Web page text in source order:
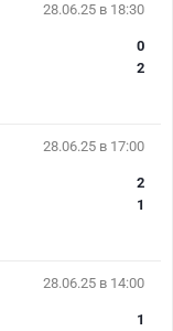
28.06.25 в 18:30
0
2
28.06.25 в 17:00
2
1
28.06.25 в 14:00
1